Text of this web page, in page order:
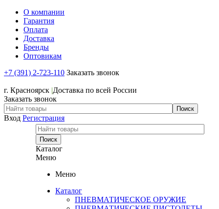
О компании
Гарантия
Оплата
Доставка
Бренды
Оптовикам
+7 (391) 2-723-110 Заказать звонок
г. Красноярск |Доставка по всей России
Заказать звонок
Вход Регистрация
Каталог
Меню
Меню
Каталог
ПНЕВМАТИЧЕСКОЕ ОРУЖИЕ